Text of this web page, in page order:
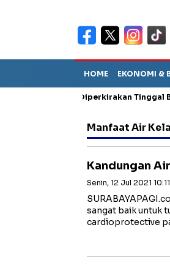
HOME EKONOMI &
Sebut TPA Diperkirakan Tinggal
Manfaat Air
Kandungan
Senin, 12 Jul 2021
sangat baik untuk
cardioprotective